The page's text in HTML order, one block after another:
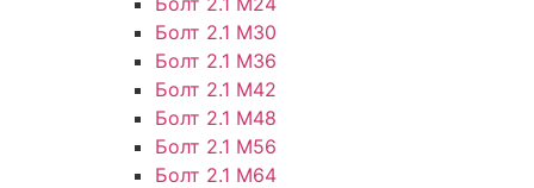
Болт 2.1 М30
Болт 2.1 М36
Болт 2.1 М42
Болт 2.1 М48
Болт 2.1 М56
Болт 2.1 М64